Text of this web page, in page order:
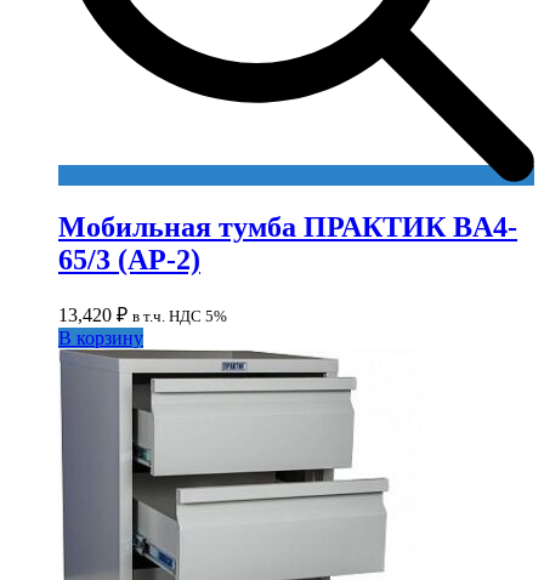
Мобильная тумба ПРАКТИК BA4-
65/3 (АР-2)
13,420 ₽ в т.ч. НДС 5%
В корзину